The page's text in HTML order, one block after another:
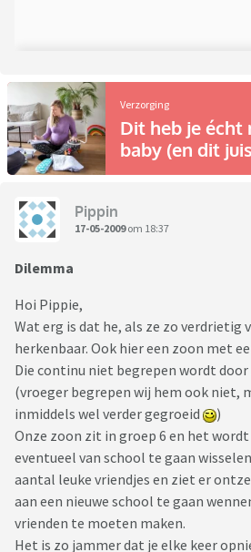
Verzorging
Dit heb je écht
baby (en dit
Pippin
17-05-2009om 18:37
Dilemma
Hoi Pippie,
Wat erg is dat he, als ze zo verdrietig
herkenbaar. Ook hier een zoon met
Die continu niet begrepen wordt
(vroeger begrepen wij hem ook niet,
inmiddels wel verder gegroeid
)
Onze zoon zit in groep 6 en het
eventueel van school te gaan
aantal leuke vriendjes en ziet er
aan een nieuwe school te gaan
vrienden te moeten maken.
Het is zo jammer dat je elke keer